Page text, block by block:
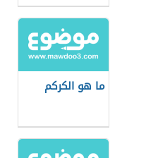
ما هو الكركم